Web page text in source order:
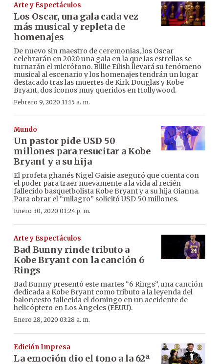
Arte y Espectáculos
Los Oscar, una gala cada vez
más musical y repleta de
homenajes
De nuevo sin maestro de ceremonias, los Oscar
celebrarán en 2020 una gala en la que las estrellas se
turnarán el micrófono. Billie Eilish llevará su fenómeno
musical al escenario y los homenajes tendrán un lugar
destacado tras las muertes de Kirk Douglas y Kobe
Bryant, dos íconos muy queridos en Hollywood.
Febrero 9, 2020 11:15 a. m.
Mundo
Un pastor pide USD 50
millones para resucitar a Kobe
Bryant y a su hija
El profeta ghanés Nigel Gaisie aseguró que cuenta con
el poder para traer nuevamente a la vida al recién
fallecido basquetbolista Kobe Bryant y a su hija Gianna.
Para obrar el “milagro” solicitó USD 50 millones.
Enero 30, 2020 01:24 p. m.
Arte y Espectáculos
Bad Bunny rinde tributo a
Kobe Bryant con la canción 6
Rings
Bad Bunny presentó este martes “6 Rings”, una canción
dedicada a Kobe Bryant como tributo a la leyenda del
baloncesto fallecida el domingo en un accidente de
helicóptero en Los Ángeles (EEUU).
Enero 28, 2020 03:28 a. m.
Edición Impresa
La emoción dio el tono a la 62ª